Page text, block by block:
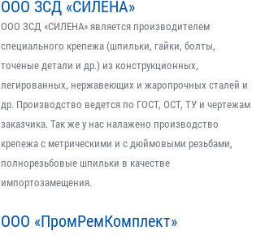
ООО ЗСД «СИЛЕНА»
ООО ЗСД «СИЛЕНА» является производителем
специального крепежа (шпильки, гайки, болты,
точеные детали и др.) из конструкционных,
легированных, нержавеющих и жаропрочных сталей и
др. Производство ведется по ГОСТ, ОСТ, ТУ и чертежам
заказчика. Так же у нас налажено производство
крепежа с метрическими и с дюймовыми резьбами,
полнорезьбовые шпильки в качестве
импортозамещения.
ООО «ПромРемКомплект»